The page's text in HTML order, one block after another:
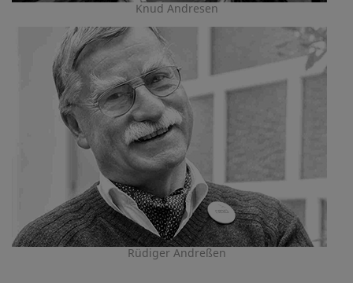
Knud Andresen
Rüdiger Andreßen